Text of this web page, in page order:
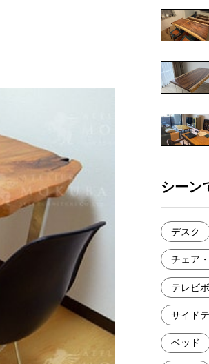
納品事例（店舗・オフィス）
EVENT
BLOG
メディア美術協力実績
シーン
デスク
チェア
テレビ
サイド
ベッド